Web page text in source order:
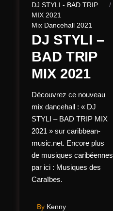
DJ STYLI - BAD TRIP
MIX 2021
Mix Dancehall 2021
DJ STYLI –
BAD TRIP
MIX 2021
Découvrez ce nouveau
mix dancehall : « DJ
STYLI – BAD TRIP MIX
2021 » sur caribbean-
music.net. Encore plus
de musiques caribéennes
par ici : Musiques des
Caraïbes.
By Kenny